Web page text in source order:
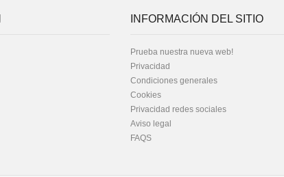
INFORMACIÓN DEL SITIO
Prueba nuestra nueva web!
Privacidad
Condiciones generales
Cookies
Privacidad redes sociales
Aviso legal
FAQS